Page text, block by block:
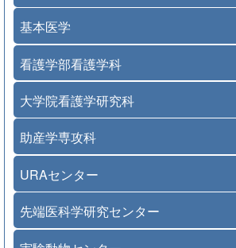
基本医学
看護学部看護学科
大学院看護学研究科
助産学専攻科
URAセンター
先端医科学研究センター